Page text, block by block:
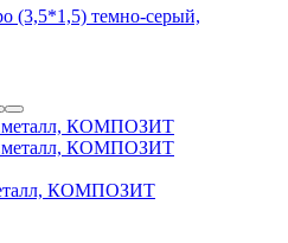
(3,5*1,5) темно-серый,
КОМПОЗИТ